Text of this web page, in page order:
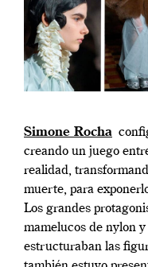
Simone Rocha
creando un juego
realidad,
muerte, para
Los grandes
mamelucos de nylon
estructuraban las